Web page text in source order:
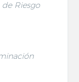
Riesgo